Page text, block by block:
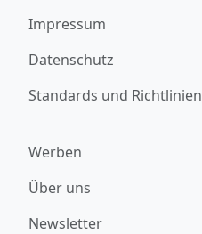
Impressum
Datenschutz
Standards und Richtlinien
Werben
Über uns
Newsletter